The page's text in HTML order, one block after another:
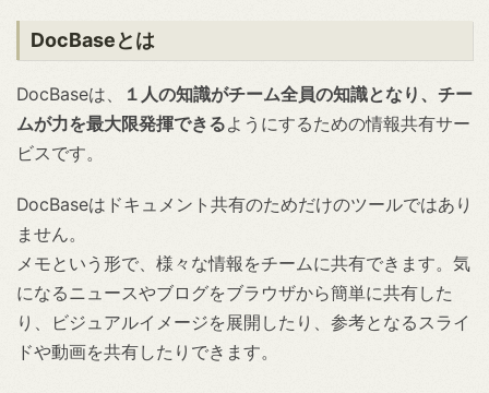
DocBaseとは
DocBaseは、
１人の知識がチーム全員の知識となり、チー
ムが力を最大限発揮できるようにするための情報共有サー
ビスです。
DocBaseはドキュメント共有のためだけのツールではあり
ません。
メモという形で、様々な情報をチームに共有できます。気
になるニュースやブログをブラウザから簡単に共有した
り、ビジュアルイメージを展開したり、参考となるスライ
ドや動画を共有したりできます。